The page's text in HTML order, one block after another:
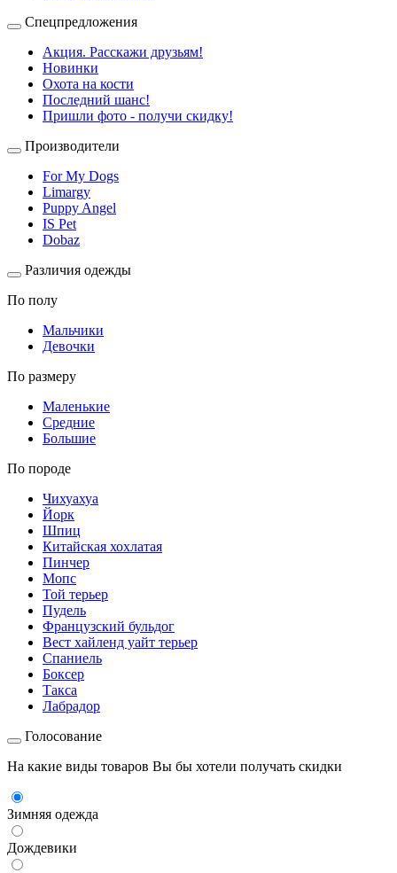
Спецпредложения
Акция. Расскажи друзьям!
Новинки
Охота на кости
Последний шанс!
Пришли фото - получи скидку!
Производители
For My Dogs
Limargy
Puppy Angel
IS Pet
Dobaz
Различия одежды
По полу
Мальчики
Девочки
По размеру
Маленькие
Средние
Большие
По породе
Чихуахуа
Йорк
Шпиц
Китайская хохлатая
Пинчер
Мопс
Той терьер
Пудель
Французский бульдог
Вест хайленд уайт терьер
Спаниель
Боксер
Такса
Лабрадор
Голосование
На какие виды товаров Вы бы хотели получать скидки
Зимняя одежда
Дождевики